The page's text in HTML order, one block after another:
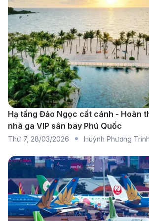
Bến Thượng Hải rực rỡ ánh đèn lúc
Internet)
Các hãng hàng không khai
Hạ tầng Đảo Ngọc cất cánh - Hoàn
nhà ga VIP sân bay Phú Quốc
Thứ 7, 28/03/2026 Huỳnh Phương Trinh